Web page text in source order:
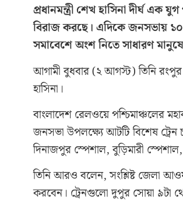
প্রধানমন্ত্রী শেখ হাসিনা দীর্ঘ
বিরাজ করছে। এদিকে জনসভায় ১০
সমাবেশে অংশ নিতে সাধারণ
আগামী বুধবার (২ আগস্ট) তিনি রংপুর
হাসিনা।
বাংলাদেশ রেলওয়ে পশ্চিমাঞ্চলের
জনসভা উপলক্ষ্যে আটটি বিশেষ
দিনাজপুর স্পেশাল, বুড়িমারী
তিনি আরও বলেন, সংশ্লিষ্ট জেলা
করবেন। ট্রেনগুলো দুপুর সোয়া ৯টা